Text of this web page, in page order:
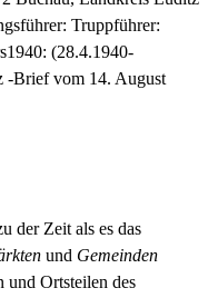
Truppführer:
(28.4.1940-
-Brief vom 14. August
der Zeit als es das
und Gemeinden
und Ortsteilen des